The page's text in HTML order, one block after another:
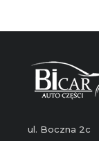
ul. Boczna 2c